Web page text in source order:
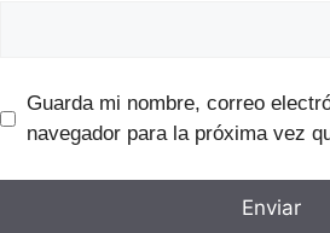
Guarda mi nombre, correo
navegador para la próxima vez